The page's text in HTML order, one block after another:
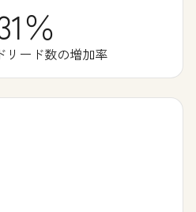
％
リード数の増加率